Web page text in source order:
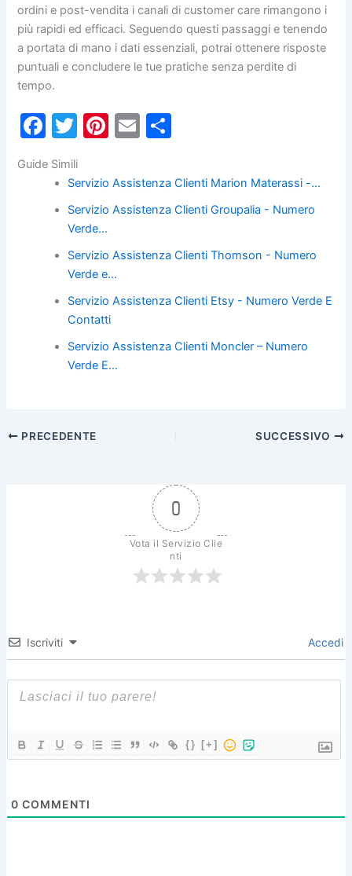
ordini e post-vendita i canali di customer care rimangono i
più rapidi ed efficaci. Seguendo questi passaggi e tenendo
a portata di mano i dati essenziali, potrai ottenere risposte
puntuali e concludere le tue pratiche senza perdite di
tempo.
F
c
e
o
k
T
itt
er
Pi
er
e
E
ai
l
n
di
di
Guide Simili
Servizio Assistenza Clienti Marion Materassi -…
Servizio Assistenza Clienti Groupalia - Numero
Verde…
Servizio Assistenza Clienti Thomson - Numero
Verde e…
Servizio Assistenza Clienti Etsy - Numero Verde E
Contatti
Servizio Assistenza Clienti Moncler – Numero
Verde E…
PRECEDENTE SUCCESSIVO
0
Vota il Servizio Clie
nti
Iscriviti Accedi
{} [+]
0 COMMENTI